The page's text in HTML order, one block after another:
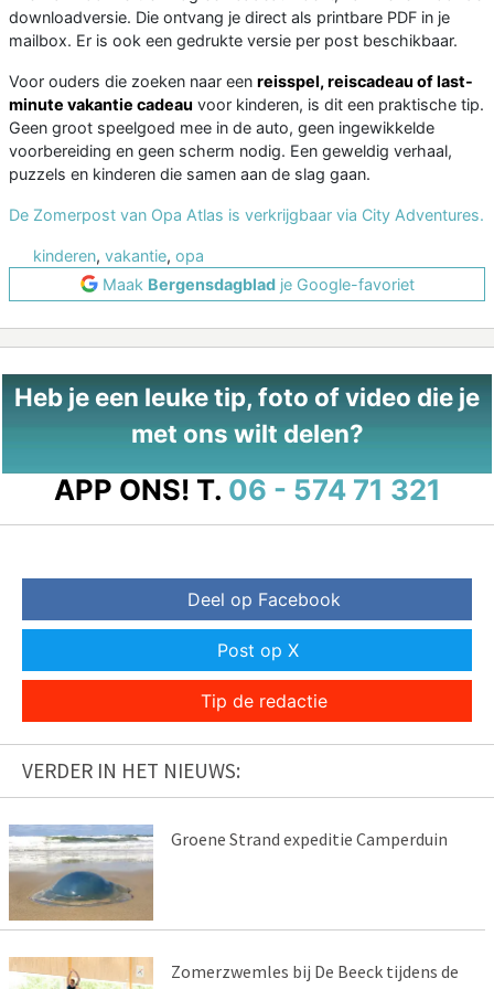
downloadversie. Die ontvang je direct als printbare PDF in je
mailbox. Er is ook een gedrukte versie per post beschikbaar.
Voor ouders die zoeken naar een reisspel, reiscadeau of last-
minute vakantie cadeau voor kinderen, is dit een praktische tip.
Geen groot speelgoed mee in de auto, geen ingewikkelde
voorbereiding en geen scherm nodig. Een geweldig verhaal,
puzzels en kinderen die samen aan de slag gaan.
De Zomerpost van Opa Atlas is verkrijgbaar via City Adventures.
kinderen, vakantie, opa
Maak Bergensdagbladje Google-favoriet
Heb je een leuke tip, foto of video die je
met ons wilt delen?
APP ONS! T. 06 - 574 71 321
Deel op Facebook
Post op X
Tip de redactie
VERDER IN HET NIEUWS:
Groene Strand expeditie Camperduin
Zomerzwemles bij De Beeck tijdens de